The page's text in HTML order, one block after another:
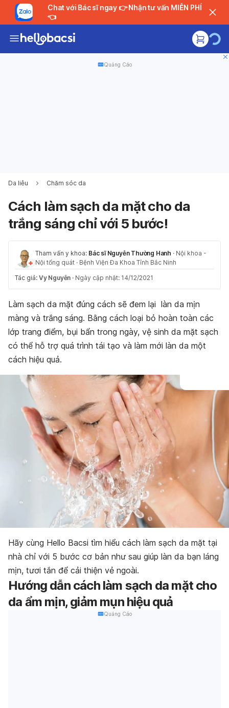
Chat với Bác sĩ ngay 👉 Nhận tư vấn MIỄN PHÍ
👈
Quảng Cáo
Da liễu Chăm sóc da
Cách làm sạch da mặt cho da
trắng sáng chỉ với 5 bước!
Tham vấn y khoa: Bác sĩ Nguyễn Thường Hanh · Nội khoa -
Nội tổng quát · Bệnh Viện Đa Khoa Tỉnh Bắc Ninh
Tác giả: Vy Nguyễn · Ngày cập nhật: 14/12/2021
Làm sạch da mặt đúng cách sẽ đem lại làn da mịn
màng và trắng sáng. Bằng cách loại bỏ hoàn toàn các
lớp trang điểm, bụi bẩn trong ngày, vệ sinh da mặt sạch
có thể hỗ trợ quá trình tái tạo và làm mới làn da một
cách hiệu quả.
Hãy cùng Hello Bacsi tìm hiểu cách làm sạch da mặt tại
nhà chỉ với 5 bước cơ bản như sau giúp làn da bạn láng
mịn, tươi tắn để cải thiện vẻ ngoài.
Hướng dẫn cách làm sạch da mặt cho
da ẩm mịn, giảm mụn hiệu quả
Quảng Cáo